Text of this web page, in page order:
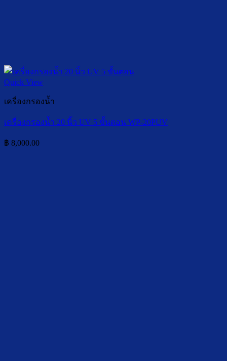
Quick View
เครื่องกรองน้ำ
เครื่องกรองน้ำ 20 นิ้ว UV 5 ขั้นตอน WP-20PUV
฿ 8,000.00